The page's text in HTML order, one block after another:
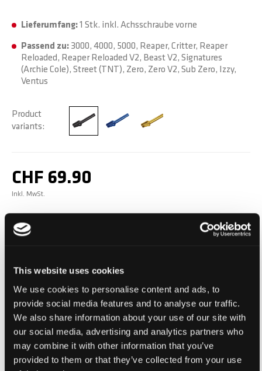
This website uses cookies
We use cookies to personalise content and ads, to
provide social media features and to analyse our traffic.
We also share information about your use of our site with
our social media, advertising and analytics partners who
may combine it with other information that you’ve
provided to them or that they’ve collected from your use
Lieferumfang:1 Stk. inkl. Achsschraube vorne
Passend zu: 3000, 4000, 5000, Reaper, Critter, Reaper
Reloaded, Reaper Reloaded V2, Beast V2, Signatures
(Archie Cole), Street (TNT), Zero, Zero V2, Sub Zero, Izzy,
Ventus
Product
variants
CHF 69.90
Inkl. MwSt.
Wir haben dieses Produkt derzeit leider nicht an Lager. Melde
Für Verfügbarkeitsbenachrichtigung anmelden
E-Mail Adresse eingeben
Benachrichtigen